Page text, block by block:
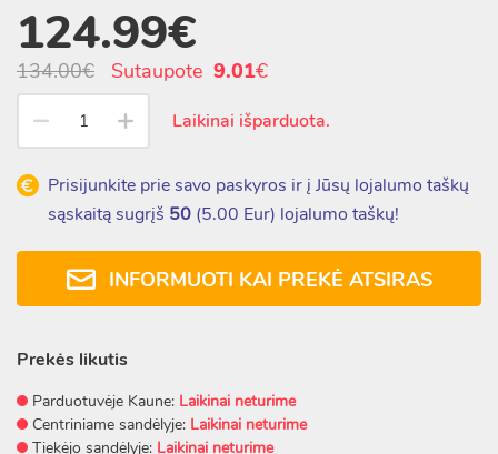
124.99€
134.00€ Sutaupote 9.01€
Laikinai išparduota.
Prisijunkite prie savo paskyros ir į Jūsų lojalumo taškų
sąskaitą sugrįš 50 (5.00 Eur) lojalumo taškų!
INFORMUOTI KAI PREKĖ ATSIRAS
Prekės likutis
Parduotuvėje Kaune: Laikinai neturime
Centriniame sandėlyje: Laikinai neturime
Tiekėjo sandėlyje: Laikinai neturime